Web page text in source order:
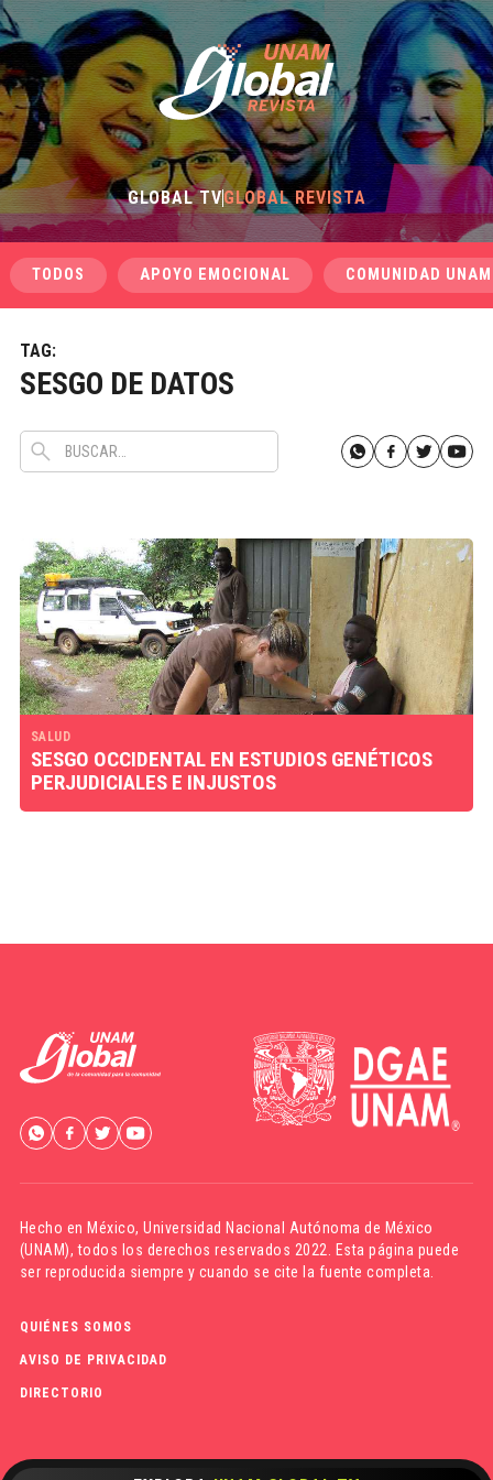
GLOBAL TVGLOBAL REVISTA
TODOS APOYO EMOCIONAL COMUNIDAD UNAM
TAG:
SESGO DE DATOS
SALUD
SESGO OCCIDENTAL EN ESTUDIOS GENÉTICOS
PERJUDICIALES E INJUSTOS
Hecho en México,Universidad Nacional Autónoma de México
(UNAM), todos los derechos reservados 2022. Esta página puede
ser reproducida siempre y cuando se cite la fuente completa.
QUIÉNES SOMOS
AVISO DE PRIVACIDAD
DIRECTORIO